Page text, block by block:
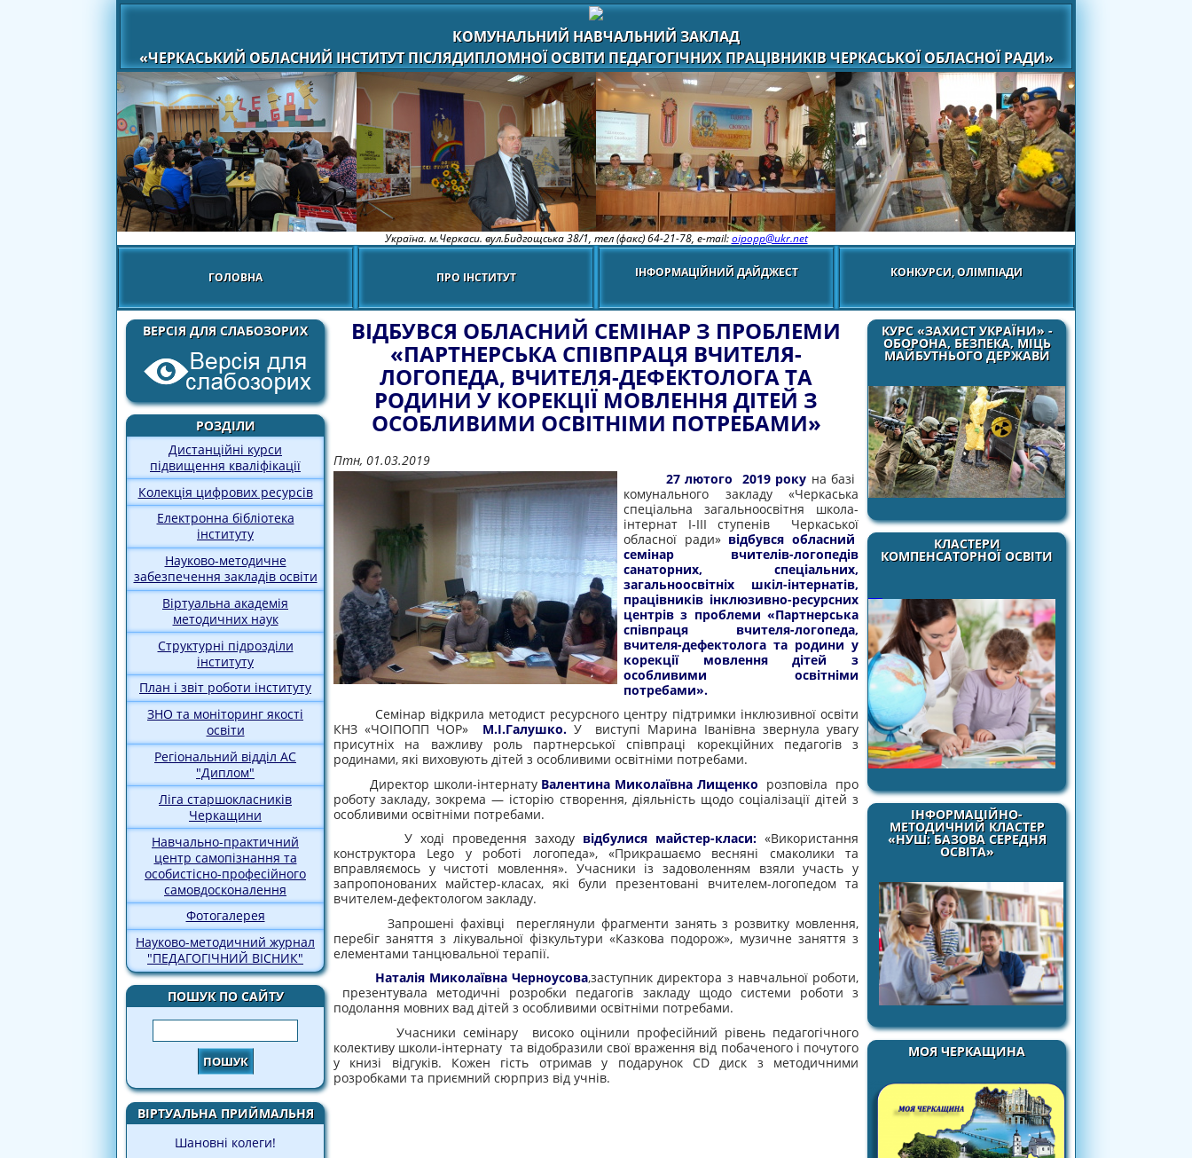
КОМУНАЛЬНИЙ НАВЧАЛЬНИЙ ЗАКЛАД
«ЧЕРКАСЬКИЙ ОБЛАСНИЙ ІНСТИТУТ ПІСЛЯДИПЛОМНОЇ ОСВІТИ ПЕДАГОГІЧНИХ ПРАЦІВНИКІВ ЧЕРКАСЬКОЇ ОБЛАСНОЇ РАДИ»
Україна. м.Черкаси. вул.Бидгощська 38/1, тел (факс) 64-21-78, e-mail:oipopp@ukr.net
ГОЛОВНА ПРО ІНСТИТУТ ІНФОРМАЦІЙНИЙ ДАЙДЖЕСТ КОНКУРСИ, ОЛІМПІАДИ
ВЕРСІЯ ДЛЯ СЛАБОЗОРИХ
РОЗДІЛИ
Дистанційні курси
підвищення кваліфікації
Колекція цифрових ресурсів
Електронна бібліотека
інституту
Науково-методичне
забезпечення закладів освіти
Віртуальна академія
методичних наук
Структурні підрозділи
інституту
План і звіт роботи інституту
ЗНО та моніторинг якості
освіти
Регіональний відділ АС
"Диплом"
Ліга старшокласників
Черкащини
Навчально-практичний
центр самопізнання та
особистісно-професійного
самовдосконалення
Фотогалерея
Науково-методичний журнал
"ПЕДАГОГІЧНИЙ ВІСНИК"
ПОШУК ПО САЙТУ
Пошук
ВІРТУАЛЬНА ПРИЙМАЛЬНЯ
Шановні колеги!
КУРС «ЗАХИСТ УКРАЇНИ» -
ОБОРОНА, БЕЗПЕКА, МІЦЬ
МАЙБУТНЬОГО ДЕРЖАВИ
КЛАСТЕРИ
КОМПЕНСАТОРНОЇ ОСВІТИ
ІНФОРМАЦІЙНО-
МЕТОДИЧНИЙ КЛАСТЕР
«НУШ: БАЗОВА СЕРЕДНЯ
ОСВІТА»
МОЯ ЧЕРКАЩИНА
ВІДБУВСЯ ОБЛАСНИЙ СЕМІНАР З ПРОБЛЕМИ
«ПАРТНЕРСЬКА СПІВПРАЦЯ ВЧИТЕЛЯ-
ЛОГОПЕДА, ВЧИТЕЛЯ-ДЕФЕКТОЛОГА ТА
РОДИНИ У КОРЕКЦІЇ МОВЛЕННЯ ДІТЕЙ З
ОСОБЛИВИМИ ОСВІТНІМИ ПОТРЕБАМИ»
Птн, 01.03.2019
27 лютого 2019 року на базі
комунального закладу «Черкаська
спеціальна загальноосвітня школа-
інтернат І-ІІІ ступенів Черкаської
обласної ради» відбувся обласний
семінар вчителів-логопедів
санаторних, спеціальних,
загальноосвітніх шкіл-інтернатів,
працівників інклюзивно-ресурсних
центрів з проблеми «Партнерська
співпраця вчителя-логопеда,
вчителя-дефектолога та родини у
корекції мовлення дітей з
особливими освітніми
потребами».
Семінар відкрила методист ресурсного центру підтримки інклюзивної освіти
КНЗ «ЧОІПОПП ЧОР» М.І.Галушко.У виступі Марина Іванівна звернула увагу
присутніх на важливу роль партнерської співпраці корекційних педагогів з
родинами, які виховують дітей з особливими освітніми потребами.
Директор школи-інтернатуВалентина Миколаївна Лищенко розповіла про
роботу закладу, зокрема — історію створення, діяльність щодо соціалізації дітей з
особливими освітніми потребами.
У ході проведення заходу відбулися майстер-класи: «Використання
конструктора Lego у роботі логопеда», «Прикрашаємо весняні смаколики та
вправляємось у чистоті мовлення». Учасники із задоволенням взяли участь у
запропонованих майстер-класах, які були презентовані вчителем-логопедом та
вчителем-дефектологом закладу.
Запрошені фахівці переглянули фрагменти занять з розвитку мовлення,
перебіг заняття з лікувальної фізкультури «Казкова подорож», музичне заняття з
елементами танцювальної терапії.
Наталія Миколаївна Черноусова,заступник директора з навчальної роботи,
презентувала методичні розробки педагогів закладу щодо системи роботи з
подолання мовних вад дітей з особливими освітніми потребами.
Учасники семінару високо оцінили професійний рівень педагогічного
колективу школи-інтернату та відобразили свої враження від побаченого і почутого
у книзі відгуків. Кожен гість отримав у подарунок CD диск з методичними
розробками та приємний сюрприз від учнів.